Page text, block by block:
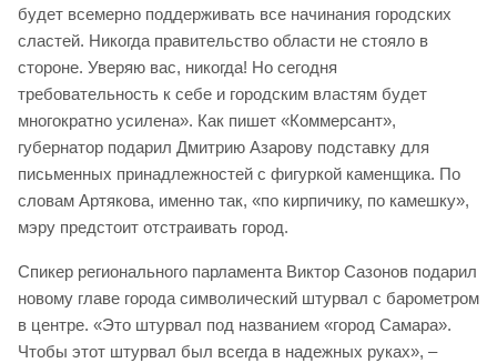
будет всемерно поддерживать все начинания городских
сластей. Никогда правительство области не стояло в
стороне. Уверяю вас, никогда! Но сегодня
требовательность к себе и городским властям будет
многократно усилена». Как пишет «Коммерсант»,
губернатор подарил Дмитрию Азарову подставку для
письменных принадлежностей с фигуркой каменщика. По
словам Артякова, именно так, «по кирпичику, по камешку»,
мэру предстоит отстраивать город.
Спикер регионального парламента Виктор Сазонов подарил
новому главе города символический штурвал с барометром
в центре. «Это штурвал под названием «город Самара».
Чтобы этот штурвал был всегда в надежных руках», –